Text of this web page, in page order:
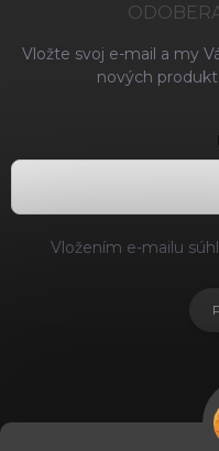
Vložte svoj e-mail a my
nových
Vložením e-mailu